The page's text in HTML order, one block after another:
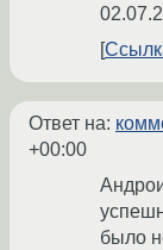
Ответ на:
+00:00
было